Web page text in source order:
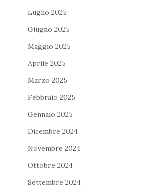
Luglio 2025
Giugno 2025
Maggio 2025
Aprile 2025
Marzo 2025
Febbraio 2025
Gennaio 2025
Dicembre 2024
Novembre 2024
Ottobre 2024
Settembre 2024